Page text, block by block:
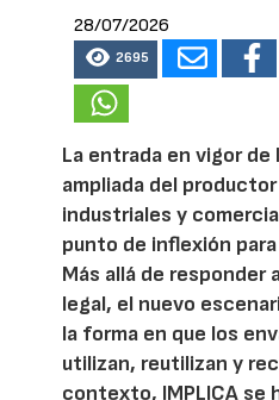
28/07/2026
2695
La entrada en vigor de
ampliada del
industriales y
punto de inflexión
Más allá de responder
legal, el nuevo
la forma en que los
utilizan, reutilizan y
contexto, IMPLICA se